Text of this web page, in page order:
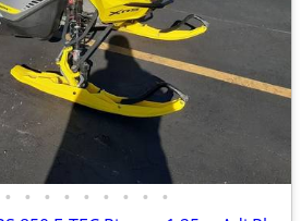
• • • • • • • • •